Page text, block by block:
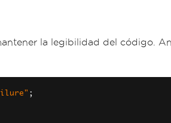
la legibilidad del código.
;